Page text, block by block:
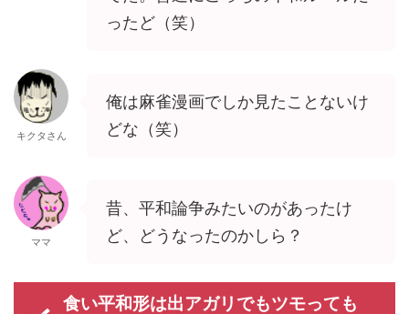
ったど（笑）
キクタさん
俺は麻雀漫画でしか見たことないけ
どな（笑）
ママ
昔、平和論争みたいのがあったけ
ど、どうなったのかしら？
食い平和形は出アガリでもツモっても